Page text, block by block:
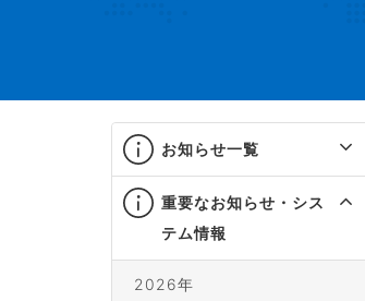
お知らせ一覧
重要なお知らせ・シス
テム情報
2026年